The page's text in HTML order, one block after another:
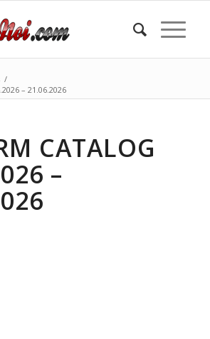
/
– 21.06.2026
CATALOG
–